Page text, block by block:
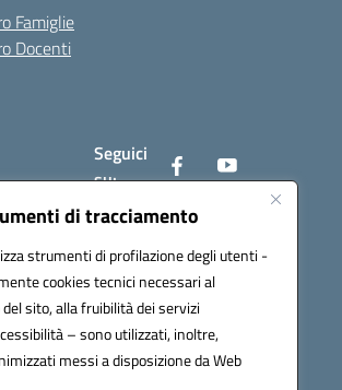
di tracciamento
strumenti di profilazione degli utenti -
cookies tecnici necessari al
sito, alla fruibilità dei servizi
– sono utilizzati, inoltre,
messi a disposizione da Web
Famiglie
Docenti
Seguici
su: